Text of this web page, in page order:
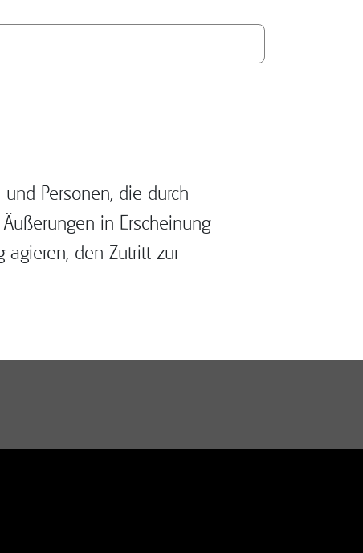
Personen, die durch
in Erscheinung
den Zutritt zur